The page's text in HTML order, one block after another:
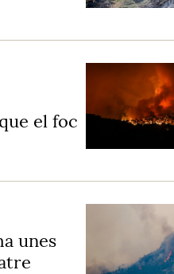
el foc
unes